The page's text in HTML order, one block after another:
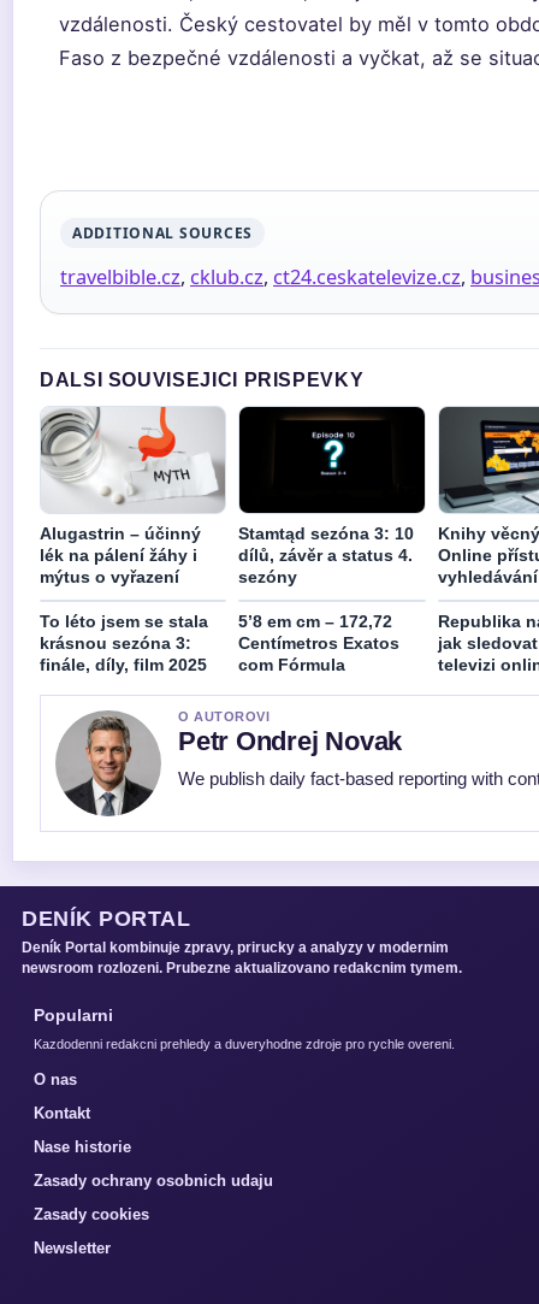
vzdálenosti. Český cestovatel by měl v tomto
Faso z bezpečné vzdálenosti a vyčkat, až se
ADDITIONAL SOURCES
travelbible.cz, cklub.cz, ct24.ceskatelevize.cz,
DALSI SOUVISEJICI PRISPEVKY
Alugastrin – účinný
lék na pálení žáhy i
mýtus o vyřazení
Stamtąd sezóna 3: 10
dílů, závěr a status 4.
sezóny
Knihy
Online
vyhledávání
To léto jsem se stala
krásnou sezóna 3:
finále, díly, film 2025
5’8 em cm – 172,72
Centímetros Exatos
com Fórmula
Republika
jak
televizi
O AUTOROVI
Petr Ondrej Novak
We publish daily fact-based reporting with
DENÍK PORTAL
Deník Portal kombinuje zpravy, prirucky a analyzy v modernim
newsroom rozlozeni. Prubezne aktualizovano redakcnim tymem.
Popularni
Kazdodenni redakcni prehledy a duveryhodne zdroje pro rychle overeni.
O nas
Kontakt
Nase historie
Zasady ochrany osobnich udaju
Zasady cookies
Newsletter